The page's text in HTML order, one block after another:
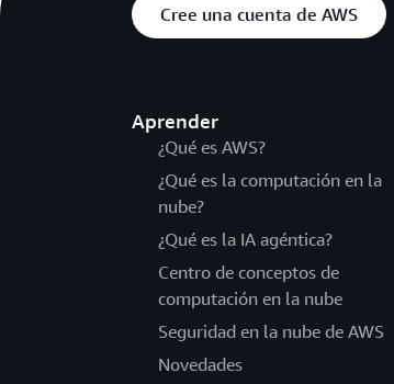
Cree una cuenta de AWS
Aprender
¿Qué es AWS?
¿Qué es la computación en la
nube?
¿Qué es la IA agéntica?
Centro de conceptos de
computación en la nube
Seguridad en la nube de AWS
Novedades